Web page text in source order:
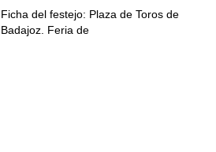
Ficha del festejo: Plaza de Toros de
Badajoz. Feria de